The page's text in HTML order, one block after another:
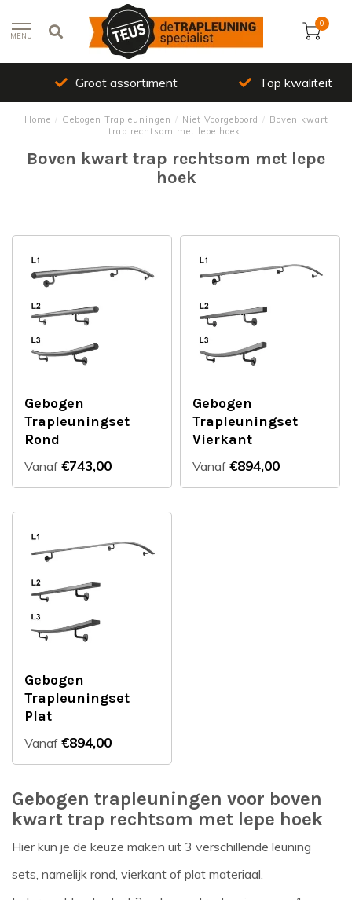
MENU
0
Groot assortiment Top kwaliteit
Home / Gebogen Trapleuningen / Niet Voorgeboord / Boven kwart
trap rechtsom met lepe hoek
Boven kwart trap rechtsom met lepe
hoek
Gebogen
Trapleuningset
Rond
Vanaf €743,00
Gebogen
Trapleuningset
Vierkant
Vanaf €894,00
Gebogen
Trapleuningset
Plat
Vanaf €894,00
Gebogen trapleuningen voor boven
kwart trap rechtsom met lepe hoek
Hier kun je de keuze maken uit 3 verschillende leuning
sets, namelijk rond, vierkant of plat materiaal.